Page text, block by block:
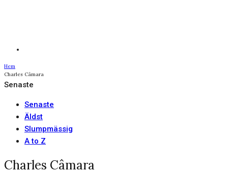
Hem
Charles Câmara
Senaste
Senaste
Äldst
Slumpmässig
A to Z
Charles Câmara